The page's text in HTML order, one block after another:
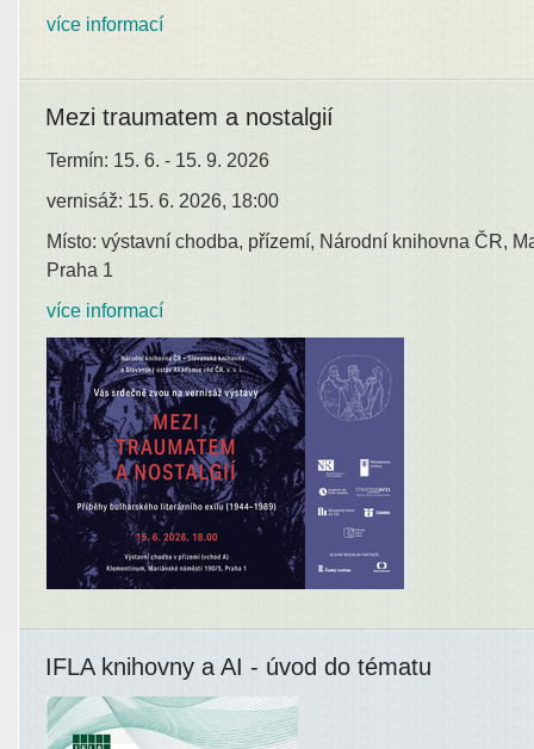
více informací
Mezi traumatem a nostalgií
Termín: 15. 6. - 15. 9. 2026
vernisáž: 15. 6. 2026, 18:00
Místo: výstavní chodba, přízemí, Národní knihovna ČR,
Praha 1
více informací
IFLA knihovny a AI - úvod do tématu